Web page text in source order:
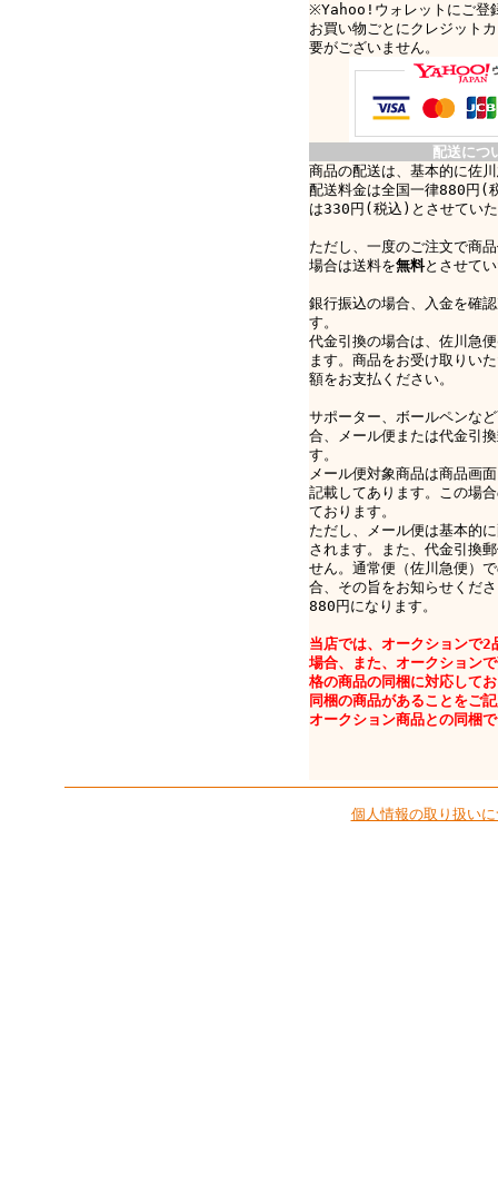
※Yahoo!ウォレットにご登
お買い物ごとにクレジット
要がございません。
配送につ
商品の配送は、基本的に佐
配送料金は全国一律880円(
は330円(税込)とさせてい
ただし、一度のご注文で商
場合は送料を無料とさせて
銀行振込の場合、入金を確
す。
代金引換の場合は、佐川
ます。商品をお受け取りい
額をお支払ください。
サポーター、ボールペンな
合、メール便または代金引
す。
メール便対象商品は商品画
記載してあります。この場
ております。
ただし、メール便は基本的
されます。また、代金引換
せん。通常便（佐川急便）
合、その旨をお知らせくだ
880円になります。
当店では、オークションで2
場合、また、オークション
格の商品の同梱に対応して
同梱の商品があることをご
オークション商品との同梱
個人情報の取り扱い